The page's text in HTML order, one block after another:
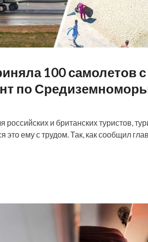
100 самолетов
по
и британских туристов,
ему с трудом. Так, как сообщил